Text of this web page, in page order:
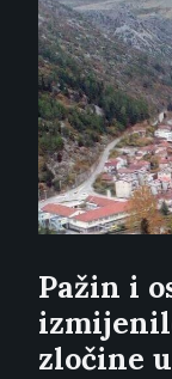
Pažin i
zločine